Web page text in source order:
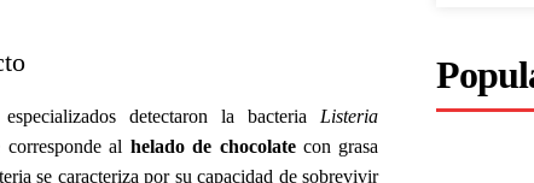
detectaron la bacteria Listeria
al helado de chocolatecon grasa
se caracteriza por su capacidad de sobrevivir